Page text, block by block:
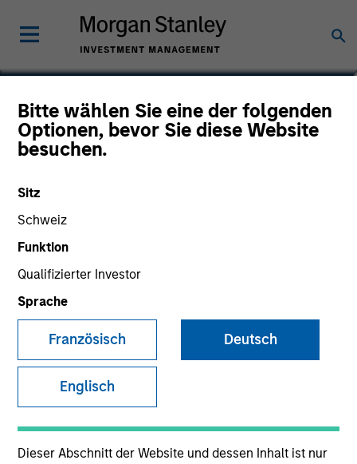
Bitte wählen Sie eine der folgenden
Optionen, bevor Sie diese Website
besuchen.
Sitz
Schweiz
Funktion
Qualifizierter Investor
Sprache
Französisch Deutsch
Englisch
Dieser Abschnitt der Website und dessen Inhalt ist nur
Floating Rate ABS Fund
Marketingdokument
Wesentliche Anlegerinformationen
(KID)
Ressourcen
Überblick